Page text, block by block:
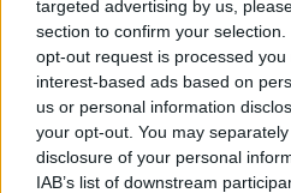
targeted advertising by us,
section to confirm your
opt-out request is processed
interest-based ads based on
us or personal information
your opt-out. You may
disclosure of your personal
IAB’s list of downstream
odstranjeni. Pravila komentiranja →
Failed to fetch